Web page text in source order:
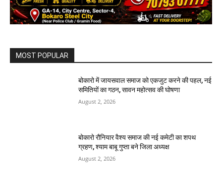
MOST POPULAR
बोकारो में जायसवाल समाज को एकजुट करने की पहल, नई
समितियों का गठन, सावन महोत्सव की घोषणा
August 2, 2026
बोकारो रौनियार वैश्य समाज की नई कमेटी का शपथ
ग्रहण, श्याम बाबू गुप्ता बने जिला अध्यक्ष
August 2, 2026